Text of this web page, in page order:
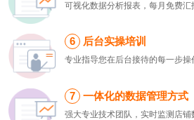
可视化数据分析报表，每月免费汇
后台实操培训
专业指导您在后台接待的每一步操
一体化的数据管理方式
强大专业技术团队，实时监测店